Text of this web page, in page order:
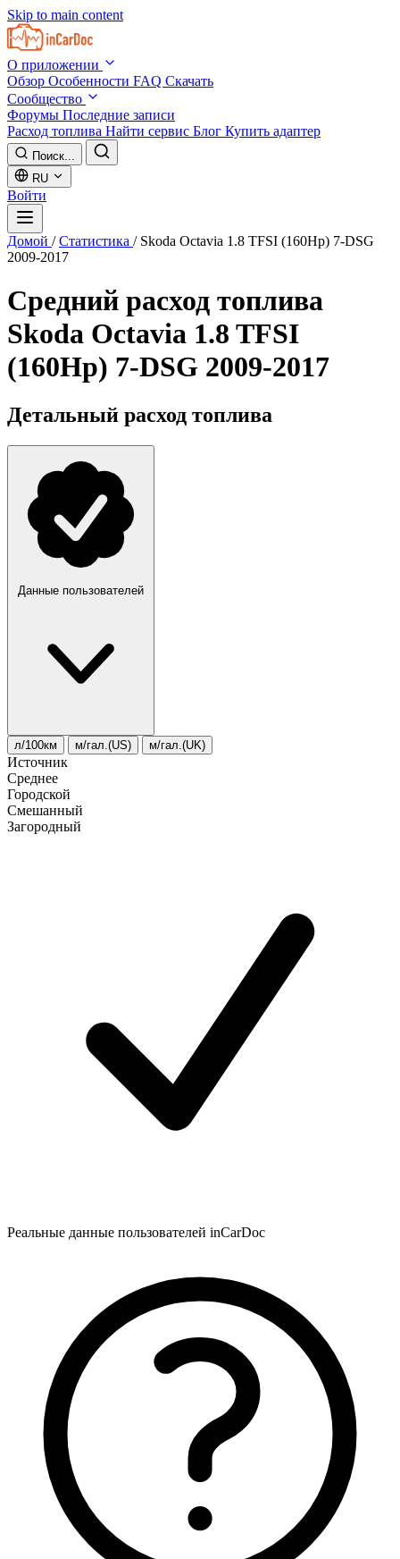
Skip to main content
О приложении
Обзор Особенности FAQ Скачать
Сообщество
Форумы Последние записи
Расход топлива Найти сервис Блог Купить адаптер
Поиск...
RU
Войти
Домой / Статистика / Skoda Octavia 1.8 TFSI (160Hp) 7-DSG
2009-2017
Средний расход топлива
Skoda Octavia 1.8 TFSI
(160Hp) 7-DSG 2009-2017
Детальный расход топлива
Данные пользователей
л/100км м/гал.(US) м/гал.(UK)
Источник
Среднее
Городской
Смешанный
Загородный
Реальные данные пользователей inCarDoc